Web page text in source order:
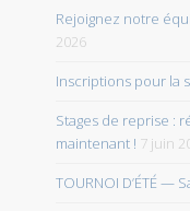
Rejoignez notre
2026
Inscriptions pour la
Stages de reprise :
maintenant ! 7 juin
TOURNOI D’ÉTÉ —